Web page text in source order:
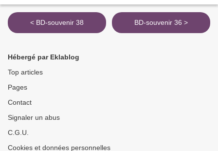
< BD-souvenir 38 BD-souvenir 36 >
Hébergé par Eklablog
Top articles
Pages
Contact
Signaler un abus
C.G.U.
Cookies et données personnelles